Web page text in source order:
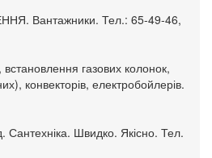
Вантажники. Тел.: 65-49-46,
газових колонок,
конвекторів, електробойлерів.
Швидко. Якісно. Тел.